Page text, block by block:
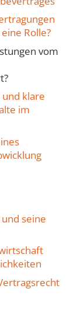
Rolle?
vom
klare
im
seine